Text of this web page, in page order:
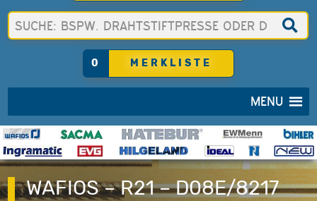
0 MERKLISTE
MENU
WAFIOS – R21 – D08E/8217